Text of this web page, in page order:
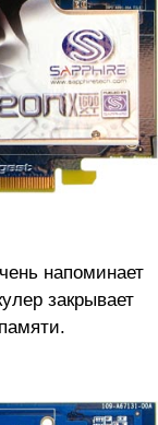
напоминает
закрывает